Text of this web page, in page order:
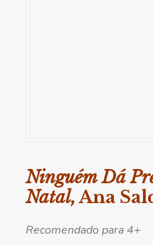
Ninguém Dá
Natal,Ana
Recomendado para 4+